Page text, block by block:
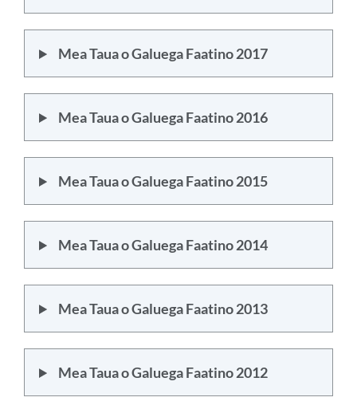
Mea Taua o Galuega Faatino 2017
Mea Taua o Galuega Faatino 2016
Mea Taua o Galuega Faatino 2015
Mea Taua o Galuega Faatino 2014
Mea Taua o Galuega Faatino 2013
Mea Taua o Galuega Faatino 2012